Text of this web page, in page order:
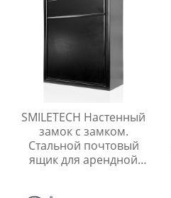
SMILETECH Настенный
замок с замком.
Стальной почтовый
ящик для арендной